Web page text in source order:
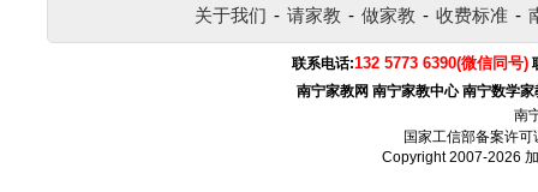
关于我们 - 请家教 - 做家教 - 收费标准 -
联系电话:132 5773 6390(微信同号)
南宁家教网 南宁家教中心 南宁数学家
南
国家工信部备案许可
Copyright 2007-2026